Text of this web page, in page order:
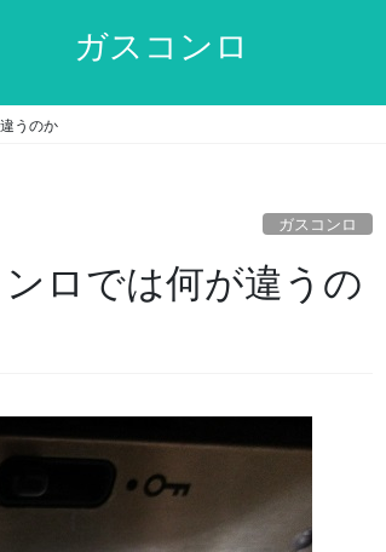
ガスコンロ
うのか
ガスコンロ
ロでは何が違うの